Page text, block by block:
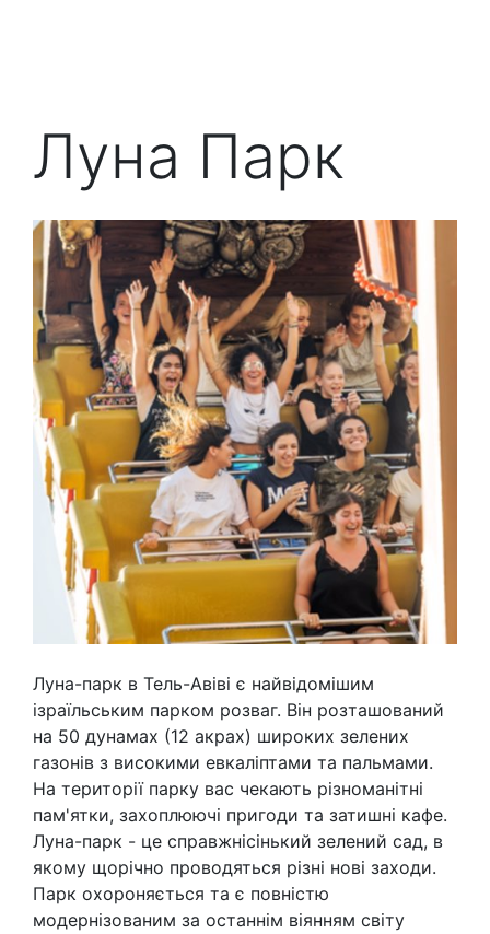
Луна Парк
Луна-парк в Тель-Авіві є найвідомішим
ізраїльським парком розваг. Він розташований
на 50 дунамах (12 акрах) широких зелених
газонів з високими евкаліптами та пальмами.
На території парку вас чекають різноманітні
пам'ятки, захоплюючі пригоди та затишні кафе.
Луна-парк - це справжнісінький зелений сад, в
якому щорічно проводяться різні нові заходи.
Парк охороняється та є повністю
модернізованим за останнім віянням світу